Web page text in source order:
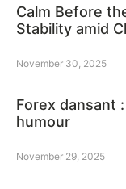
Calm Before
Stability amid
November 30, 2025
Forex dansant
humour
November 29, 2025